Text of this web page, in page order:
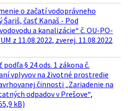
o začatí vodoprávneho
časť Kanaš - Pod
a kanalizácie“ č. OU-PO-
z 11.08.2022, zverej. 11.08.2022
§ 24 ods. 1 zákona č.
vplyvov na životné prostredie
činnosti „Zariadenie na
odpadov v Prešove“,
kB)